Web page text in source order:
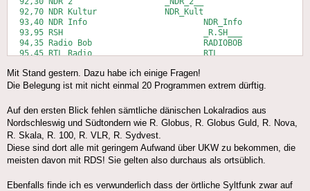
  92,70	NDR Kultur		NDR_Kult
  93,40	NDR Info			NDR_Info
  93,95	RSH				_R.SH___
  94,35	Radio Bob			RADIOBOB
  95,45	RTL Radio			RTL_____
  97,50	Deutschlandfunk	DLF_____
  98,50	N-Joy Radio		_N-JOY__
100,30	Danmarks Radio 4	DRP4_SYD
100,70	Danmarks Radio 3	DR_P3___
103,65	Radio 24-7			24syv___
Mit Stand gestern. Dazu habe ich einige Fragen!
Die Belegung ist mit nicht einmal 20 Programmen extrem dürftig.
Auf den ersten Blick fehlen sämtliche dänischen Lokalradios aus
Nordschleswig und Südtondern wie R. Globus, R. Globus Guld, R. Nova,
R. Skala, R. 100, R. VLR, R. Sydvest.
Diese sind dort alle mit geringem Aufwand über UKW zu bekommen, die
meisten davon mit RDS! Sie gelten also durchaus als ortsüblich.
Ebenfalls finde ich es verwunderlich dass der örtliche Syltfunk zwar auf